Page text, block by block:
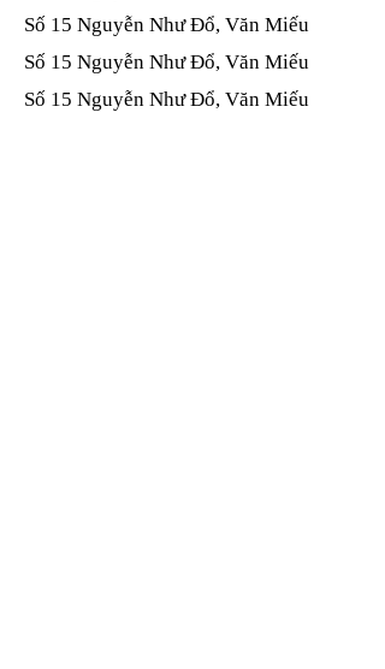
Số 15 Nguyễn Như Đổ, Văn Miếu​​​​
Số 15 Nguyễn Như Đổ, Văn Miếu​​​​
Số 15 Nguyễn Như Đổ, Văn Miếu​​​​